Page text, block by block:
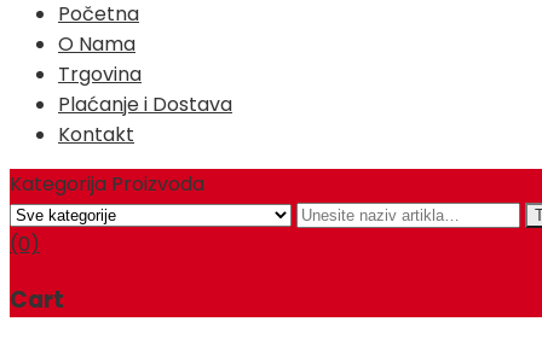
Početna
O Nama
Trgovina
Plaćanje i Dostava
Kontakt
Kategorija Proizvoda
(0)
Cart